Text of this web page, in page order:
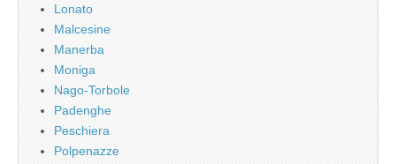
Lonato
Malcesine
Manerba
Moniga
Nago-Torbole
Padenghe
Peschiera
Polpenazze